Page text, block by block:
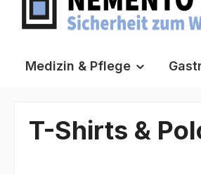
Medizin & Pflege
T-Shirts &